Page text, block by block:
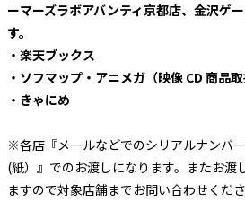
ーマーズラボアバンティ京都店、金沢ゲ
す。
・楽天ブックス
・ソフマップ・アニメガ（映像 CD 商品取
・きゃにめ
※各店『メールなどでのシリアルナンバ
(紙）』でのお渡しになります。またお渡
ますので対象店舗までお問い合わせくださ